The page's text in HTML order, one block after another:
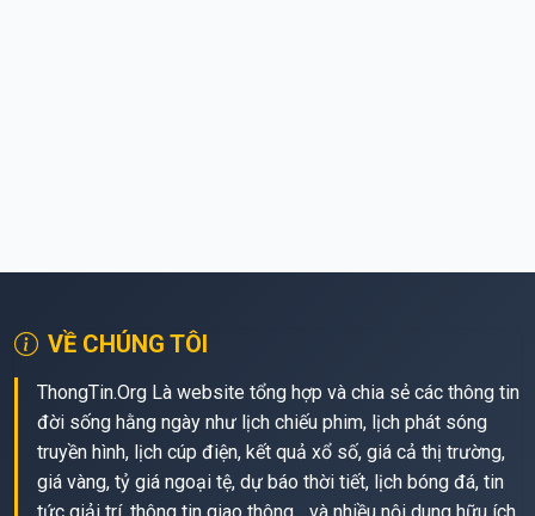
VỀ CHÚNG TÔI
ThongTin.Org Là website tổng hợp và chia sẻ các thông tin
đời sống hằng ngày như lịch chiếu phim, lịch phát sóng
truyền hình, lịch cúp điện, kết quả xổ số, giá cả thị trường,
giá vàng, tỷ giá ngoại tệ, dự báo thời tiết, lịch bóng đá, tin